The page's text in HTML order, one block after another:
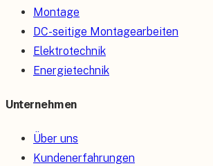
Montage
DC-seitige Montagearbeiten
Elektrotechnik
Energietechnik
Unternehmen
Über uns
Kundenerfahrungen